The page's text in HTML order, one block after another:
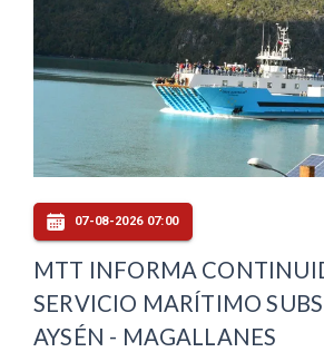
07-08-2026 07:00
MTT INFORMA
SERVICIO MARÍTIMO
AYSÉN - MAGALLANES